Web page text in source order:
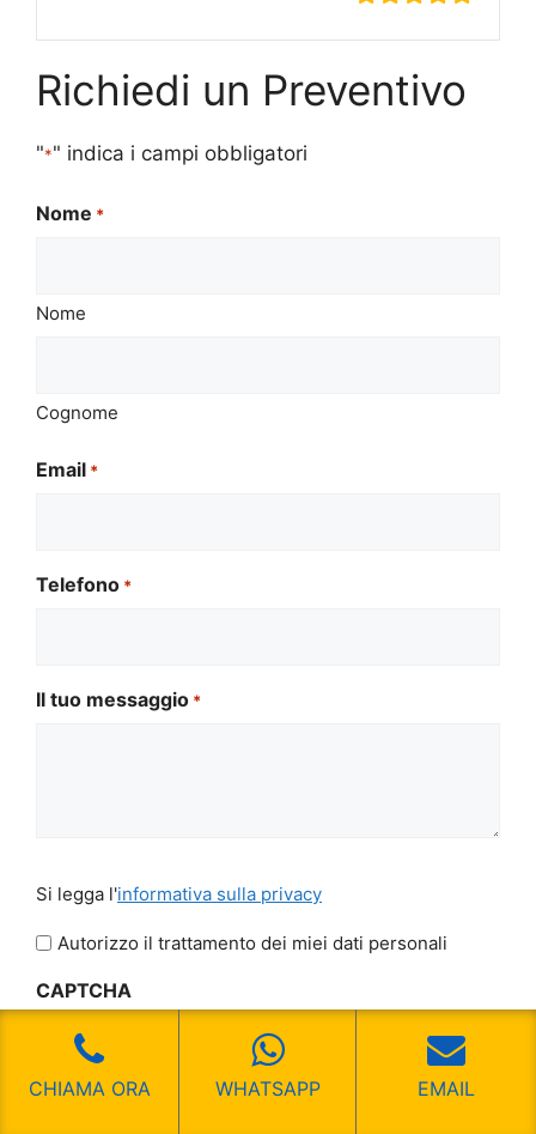
Richiedi un Preventivo
"*" indica i campi obbligatori
Nome *
Nome
Cognome
Email *
Telefono *
Il tuo messaggio *
legga
l'informativa
privacy
Si legga l'informativa sulla privacy
Autorizzo il trattamento dei miei dati personali
CAPTCHA
CHIAMA ORA WHATSAPP EMAIL